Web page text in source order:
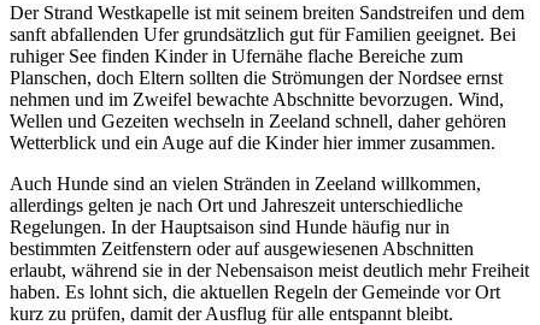
Der Strand Westkapelle ist mit seinem breiten Sandstreifen und dem
sanft abfallenden Ufer grundsätzlich gut für Familien geeignet. Bei
ruhiger See finden Kinder in Ufernähe flache Bereiche zum
Planschen, doch Eltern sollten die Strömungen der Nordsee ernst
nehmen und im Zweifel bewachte Abschnitte bevorzugen. Wind,
Wellen und Gezeiten wechseln in Zeeland schnell, daher gehören
Wetterblick und ein Auge auf die Kinder hier immer zusammen.
Auch Hunde sind an vielen Stränden in Zeeland willkommen,
allerdings gelten je nach Ort und Jahreszeit unterschiedliche
Regelungen. In der Hauptsaison sind Hunde häufig nur in
bestimmten Zeitfenstern oder auf ausgewiesenen Abschnitten
erlaubt, während sie in der Nebensaison meist deutlich mehr Freiheit
haben. Es lohnt sich, die aktuellen Regeln der Gemeinde vor Ort
kurz zu prüfen, damit der Ausflug für alle entspannt bleibt.